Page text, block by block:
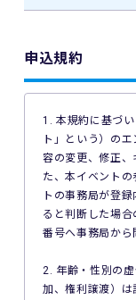
申込規約
1. 本規約に基づ
ト」という）の
容の変更、修正
た、本イベント
トの事務局が登
ると判断した場
番号へ事務局から
2. 年齢・性別の
加、権利譲渡）